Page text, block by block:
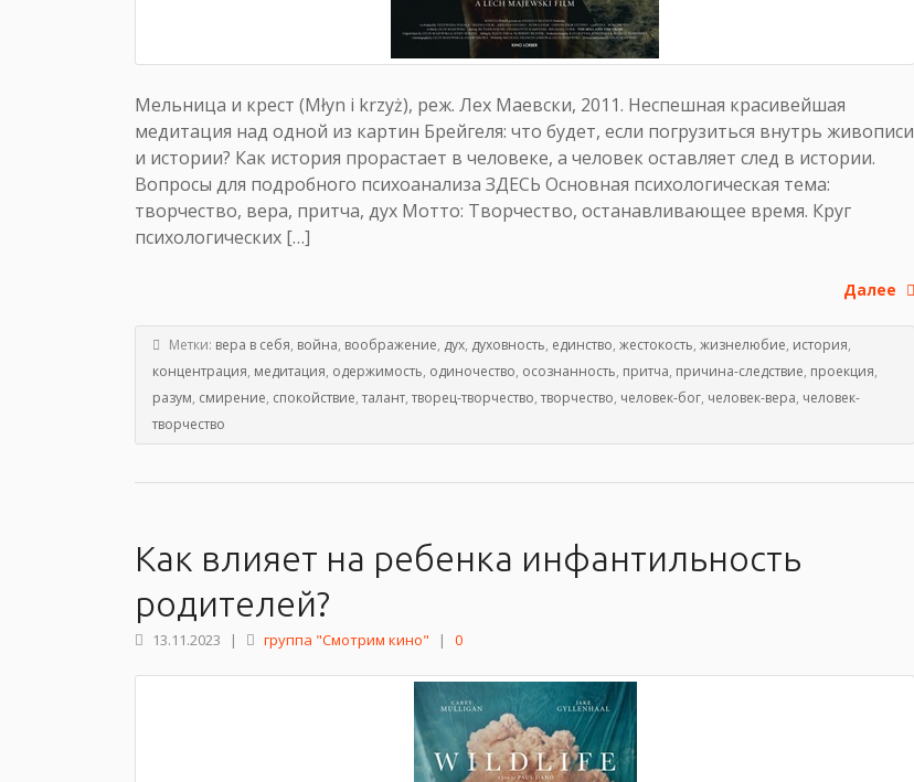
Мельница и крест (Młyn i krzyż), реж. Лех Маевски, 2011. Неспешная красивейшая
медитация над одной из картин Брейгеля: что будет, если погрузиться внутрь живописи
и истории? Как история прорастает в человеке, а человек оставляет след в истории.
Вопросы для подробного психоанализа ЗДЕСЬ Основная психологическая тема:
творчество, вера, притча, дух Мотто: Творчество, останавливающее время. Круг
психологических […]
Далее
Метки: вера в себя, война, воображение, дух, духовность, единство, жестокость, жизнелюбие, история,
концентрация, медитация, одержимость, одиночество, осознанность, притча, причина-следствие, проекция,
разум, смирение, спокойствие,талант,творец-творчество,творчество, человек-бог, человек-вера, человек-
творчество
Как влияет на ребенка инфантильность
родителей?
13.11.2023 | группа "Смотрим кино" | 0